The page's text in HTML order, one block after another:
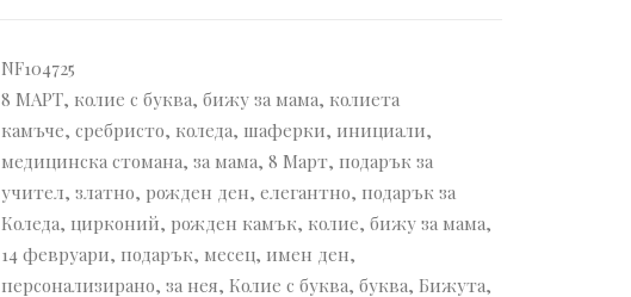
NF104725
8 МАРТ, колие с буква, бижу за мама, колиета
камъче, сребристо, коледа, шаферки, инициали,
медицинска стомана, за мама, 8 Март, подарък за
учител, златно, рожден ден, елегантно, подарък за
Коледа, цирконий, рожден камък, колие, бижу за мама,
14 февруари, подарък, месец, имен ден,
персонализирано, за нея, Колие с буква, буква, Бижута,